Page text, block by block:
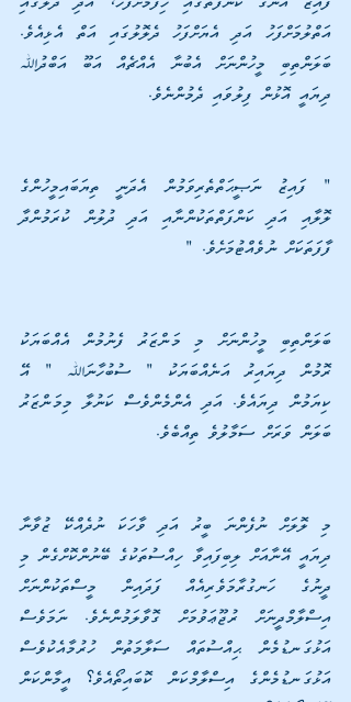
ދިޔައީ އޮޅުން ފިލުވައި ދެމުންނެވެ.
ލޮލާއި އަދި ކަންފަތްތަކުންނާއި އަދި ދުލުން ކުރަމުންދާ
ފާފަތަކަށް ނުވެއްޓުމަށެވެ. "
ކިޔަމުން ދިޔައެވެ. އަދި އެންމެންވެސް ކަނުލާ މިމަންޒަރު
ބަލަން ވަރަށް ސަމާލުވެ ތިއްބެވެ.
މި ލޮލަށް ނުފެންނަ ބީރު އަދި ވާހަކަ ނުދެއްކޭ ޒުވާނާ
ދީނުގެ ހަނގުރާމަވެރިއެއް ފަދައިން މީސްތަކުންނަށް
އަޅުގަނޑުމެންގެ އިސްލާމްކަން ކޮބައިތޯއެވެ؟ އީމާންކަން